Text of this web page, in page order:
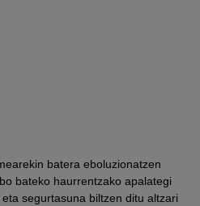
batera eboluzionatzen
bateko haurrentzako apalategi
segurtasuna biltzen ditu altzari